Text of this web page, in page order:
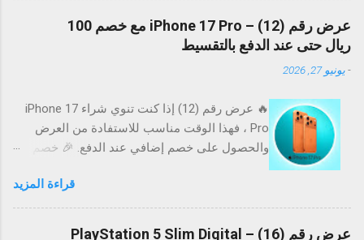
فوائد. بدون فوائد ❌ بدون ضغط مالي 😌 استلام
سريع 🚀 ⏳ عرض رقم (1) – موقت ⚠️ العرض متاح
لفترة محدودة وقد ينتهي في أي وقت لا تفوت
حسب المتجر.
عرض رقم (12) – iPhone 17 Pro مع خصم 100
ريال حتى عند الدفع بالتقسيط
-يونيو 27, 2026
🔥 عرض رقم (12) إذا كنت تنوي شراء iPhone 17
Pro ، فهذا الوقت مناسب للاستفادة من العرض
والحصول على خصم إضافي عند الدفع. 🎉 خصم
إتمام عملية الشراء بالبطاقات المؤهلة، والأفضل أن
الخصم يشمل حتى عمليات الشراء بالتقسيط . 📱
أبرز مميزات iPhone 17 Pro 📸 كاميرات احترافية
قراءة المزيد
عرض رقم (16) – PlayStation 5 Slim Digital